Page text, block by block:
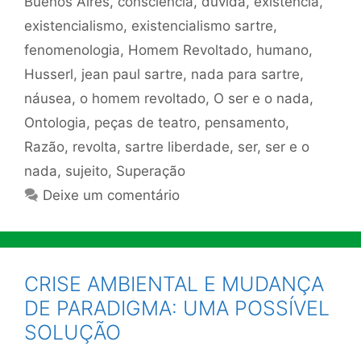
existencialismo, existencialismo sartre,
fenomenologia, Homem Revoltado, humano,
Husserl, jean paul sartre, nada para sartre,
náusea, o homem revoltado, O ser e o nada,
Ontologia, peças de teatro, pensamento,
Razão, revolta, sartre liberdade, ser, ser e o
nada, sujeito, Superação
Deixe um comentário
CRISE AMBIENTAL E MUDANÇA
DE PARADIGMA: UMA POSSÍVEL
SOLUÇÃO